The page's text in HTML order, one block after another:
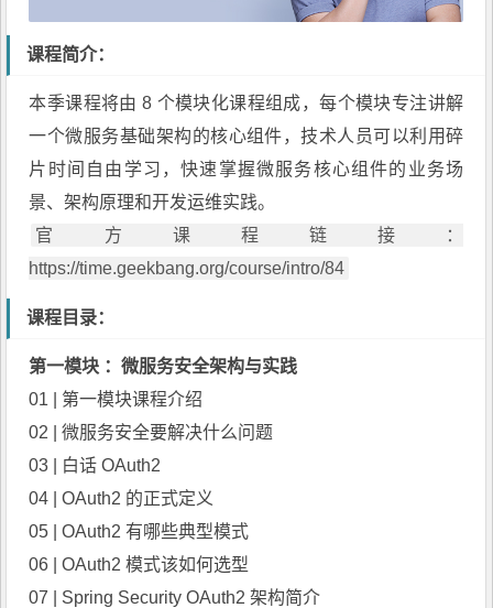
课程简介：
本季课程将由 8 个模块化课程组成，每个模块专注讲解
一个微服务基础架构的核心组件，技术人员可以利用碎
片时间自由学习，快速掌握微服务核心组件的业务场
景、架构原理和开发运维实践。
官方课程链接：
https://time.geekbang.org/course/intro/84
课程目录：
第一模块 ：微服务安全架构与实践
01 | 第一模块课程介绍
02 | 微服务安全要解决什么问题
03 | 白话 OAuth2
04 | OAuth2 的正式定义
05 | OAuth2 有哪些典型模式
06 | OAuth2 模式该如何选型
07 | Spring Security OAuth2 架构简介